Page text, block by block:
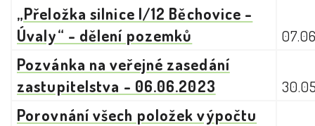
„Přeložka silnice I/12 Běchovice -
Úvaly“ - dělení pozemků
Pozvánka na veřejné zasedání
zastupitelstva - 06.06.2023
Porovnání všech položek výpočtu